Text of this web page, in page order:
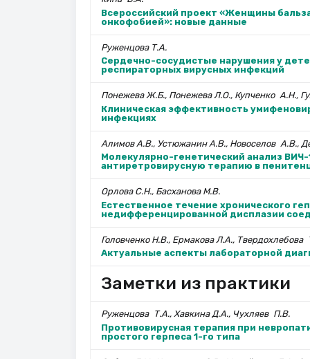
Всероссийский проект «Жен­щины
онкофобией»: новые данные
Руженцова Т.А.
Сердечно-сосудистые нарушения у
респираторных вирусных инфекций
Понежева Ж.Б., Понежева Л.О., Куп­ченко А.Н.,
Клиническая эффективность
инфекциях
Алимов А.В., Устюжанин А.В., Ново­селов А.В.,
Молекулярно-генетический анализ
антиретровирусную терапию в
Орлова С.Н., Басханова М.В.
Естественное течение хронического
недифференцированной дисплазии
Головченко Н.В., Ермакова Л.А.,
Актуальные аспекты лабораторной
Заметки из практики
Руженцова Т.А., Хавкина Д.А., Чухляев П.В.
Противовирусная терапия при
простого герпеса 1-го типа